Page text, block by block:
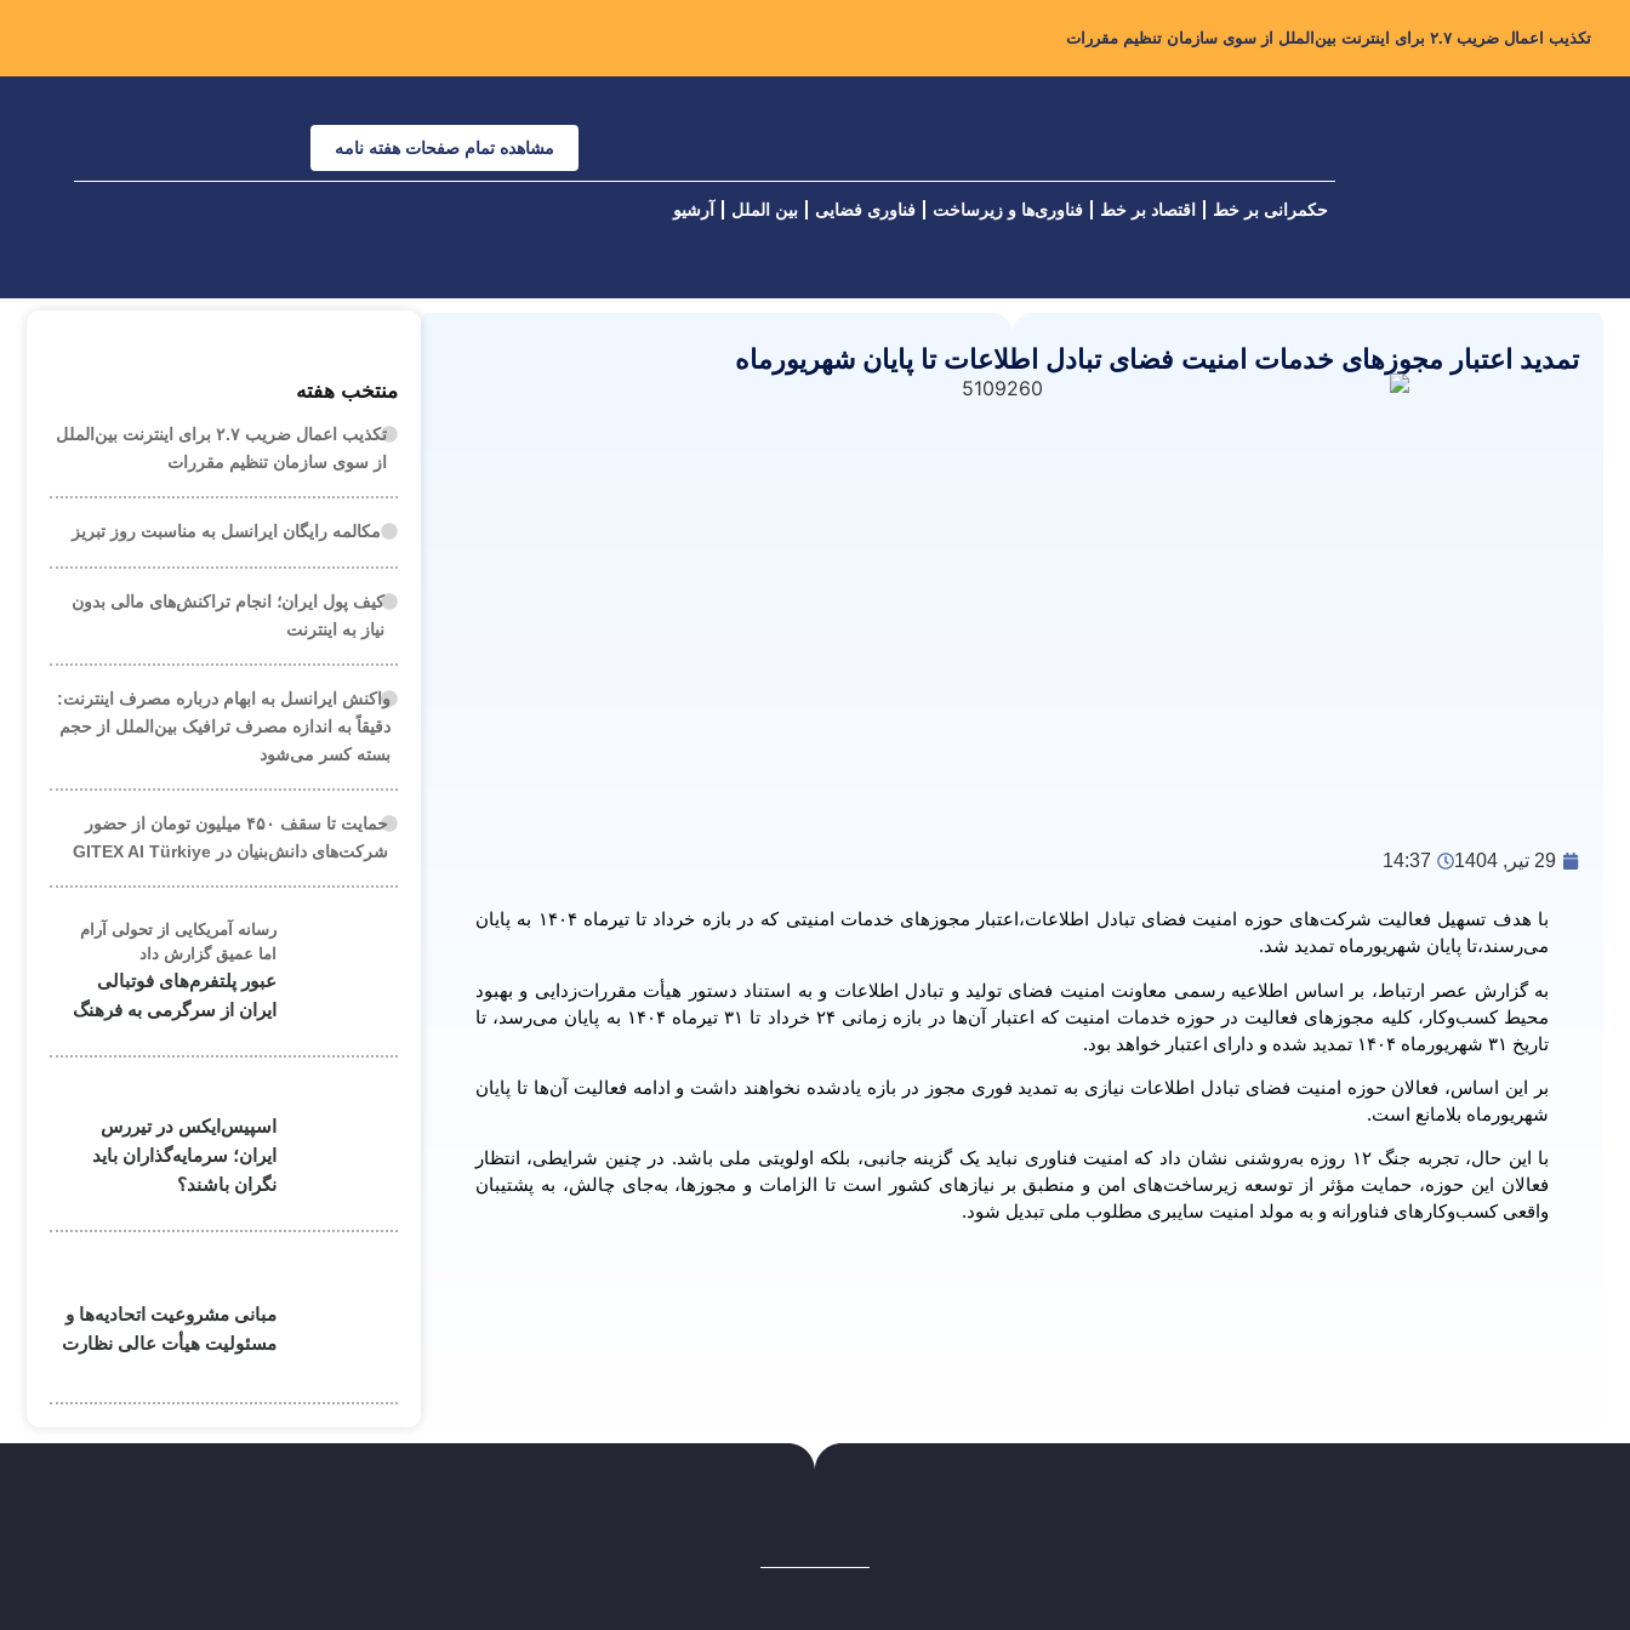
تکذیب اعمال ضریب ۲.۷ برای اینترنت بین‌الملل از سوی سازمان تنظیم مقررات
مشاهده تمام صفحات هفته نامه
حکمرانی بر خط اقتصاد بر خط فناوری‌ها و زیرساخت فناوری فضایی بین الملل آرشیو
تمدید اعتبار مجوزهای خدمات امنیت فضای تبادل اطلاعات تا پایان شهریورماه
29 تیر, 1404 14:37
با هدف تسهیل فعالیت شرکت‌های حوزه امنیت فضای تبادل اطلاعات،اعتبار مجوزهای خدمات امنیتی که در بازه خرداد تا تیرماه ۱۴۰۴ به پایان
می‌رسند،تا پایان شهریورماه تمدید شد.
به گزارش عصر ارتباط، بر اساس اطلاعیه رسمی معاونت امنیت فضای تولید و تبادل اطلاعات و به استناد دستور هیأت مقررات‌زدایی و بهبود
محیط کسب‌وکار، کلیه مجوزهای فعالیت در حوزه خدمات امنیت که اعتبار آن‌ها در بازه زمانی ۲۴ خرداد تا ۳۱ تیرماه ۱۴۰۴ به پایان می‌رسد، تا
تاریخ ۳۱ شهریورماه ۱۴۰۴ تمدید شده و دارای اعتبار خواهد بود.
بر این اساس، فعالان حوزه امنیت فضای تبادل اطلاعات نیازی به تمدید فوری مجوز در بازه یادشده نخواهند داشت و ادامه فعالیت آن‌ها تا پایان
شهریورماه بلامانع است.
با این ‌حال، تجربه جنگ ۱۲ روزه به‌روشنی نشان داد که امنیت فناوری نباید یک گزینه جانبی، بلکه اولویتی ملی باشد. در چنین شرایطی، انتظار
فعالان این حوزه، حمایت مؤثر از توسعه زیرساخت‌های امن و منطبق بر نیازهای کشور است تا الزامات و مجوزها، به‌جای چالش، به پشتیبان
واقعی کسب‌وکارهای فناورانه و به مولد امنیت سایبری مطلوب ملی تبدیل شود.
منتخب هفته
تکذیب اعمال ضریب ۲.۷ برای اینترنت بین‌الملل
از سوی سازمان تنظیم مقررات
مکالمه رایگان ایرانسل به مناسبت روز تبریز
کیف پول ایران؛ انجام تراکنش‌های مالی بدون
نیاز به اینترنت
واکنش ایرانسل به ابهام درباره مصرف اینترنت:
دقیقاً به اندازه مصرف ترافیک بین‌الملل از حجم
بسته کسر می‌شود
حمایت تا سقف ۴۵۰ میلیون تومان از حضور
شرکت‌های دانش‌بنیان در GITEX AI Türkiye
رسانه آمریکایی از تحولی آرام
اما عمیق گزارش داد
عبور پلتفرم‌های فوتبالی
ایران از سرگرمی به فرهنگ
اسپیس‌ایکس در تیررس
ایران؛ سرمایه‌گذاران باید
نگران باشند؟
مبانی مشروعیت اتحادیه‌ها و
مسئولیت هیأت عالی نظارت